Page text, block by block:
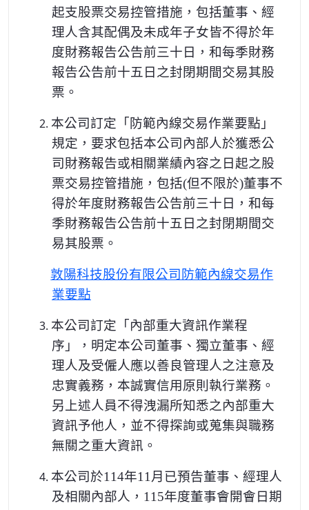
起支股票交易控管措施 ，包括董事 、經
理人含其配偶及未成年子女皆不得於年
度財務報告公告前三十日 ，和每季財務
報告公告前十五日之封閉期間交易其股
票 。
2. 本公司訂定「防範內線交易作業要點」
規定，要求包括本公司內部人於獲悉公
司財務報告或相關業績內容之日起之股
票交易控管措施，包括(但不限於)董事不
得於年度財務報告公告前三十日，和每
季財務報告公告前十五日之封閉期間交
易其股票。
敦陽科技股份有限公司防範內線交易作
業要點
3. 本公司訂定「內部重大資訊作業程
序」，明定本公司董事、獨立董事、經
理人及受僱人應以善良管理人之注意及
忠實義務，本誠實信用原則執行業務。
另上述人員不得洩漏所知悉之內部重大
資訊予他人，並不得探詢或蒐集與職務
無關之重大資訊。
4. 本公司於114年11月已預告董事、經理人
及相關內部人，115年度董事會開會日期